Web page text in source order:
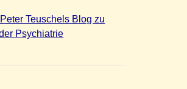
Teuschels Blog zu
Psychiatrie